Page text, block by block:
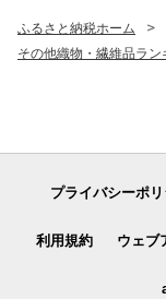
ふるさと納税ホーム
その他織物・繊維品ラン
プライバシーポ
利用規約 ウェブ